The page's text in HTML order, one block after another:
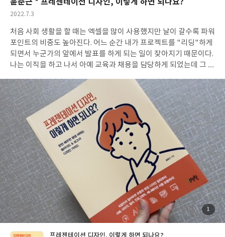
전기라고 생각한다. 편안하게 이야기가 전개되지만 읽는 내내 그들
서 내가 여행 에세이를 읽으며 그저 마냥 여행 가고 싶다란 마음을
충족시켯던 것과는 별개로 많은 생각을 하게 되었다. 그다지 길지 않
은 짧은 에세이. 그 속에 담긴 여러가지 의미는 생각보다 무거운 한
편, 그렇다고 완전히 다르지도 않았다. 오랜 여운이 남는다. 출판사
작
일
2022.7.3
처음 사회 생활을 할 때는 엑셀을 많이 사용했지만 날이 갈수록 파워
포인트의 비중도 높아진다. 어느 순간 내가 프로젝트를 "리딩"하게
되면서 누군가의 앞에서 발표를 하게 되는 일이 잦아지기 때문이다.
나는 이직을 하고 나서 아예 교육과 채용을 담당하게 되었는데 그 탓
를 만들 일이 많아졌다. 문제는 내가 미적 감각이 거의 없다는 점. 누
군가의 도움을 받기에는 일단 경력직으로 이직을 한 상태고 내 위에
는 바쁜 팀장 뿐, 아래 팀원에게 이야기를 하자니 경력 차가 너무 많
이 나서 애매하다. 그럴 땐 역시 배우는 수 밖에 없었다. <프레젠테
이션 디자인, 이렇게 하면 되나요?>는 딱 필요할 때 나한테 왔다. 슬
라이드 문서와 보고서는 일단 차이가 있다. 슬라이드 한 장에 담기는
내용은 보고서 한 장에 담기는 내용의 반의 반도 담기지 않는다. 가
끔씩은 오직 단 하나의 단어만을 담을 때가 있다. 주로 발표를 위한
문서이기 때문에 핵심적인 단어만이 담길 때가 있는데 배치와 글자
크기, 글자체 등의 차이로 눈에 확 들어올 때가 있고 들어오지 않을
때가 있다. 아무리 열심히 방향을 잡아가도 눈에 들어오지 않는 슬라
이드 문서를 어떻게 눈에 들어오게 해야 하는가. <프레젠테이션 디
자인, 이렇게 하면 되나요?>는 바로 이 지점에서부터 시작한다. 슬
라이드 문서와 보고서의 차이부터 소개하면서 디자인 요소를 어떻
첨
부
된
사
1